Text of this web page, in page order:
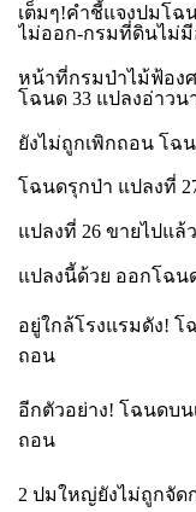
เต็มๆ!คำชี้แจงปมโฉ
ไม่ออก-กรมที่ดินไม่
หน้าที่กรมป่าไม้ฟ้อง
โฉนด 33 แปลงอ่าวน
ยังไม่ถูกเพิกถอน โฉ
โฉนดรุกป่า แปลงที่
แปลงที่ 26 ขายไปแล้
แปลงนี้ด้วย ออกโฉน
อยู่ใกล้โรงแรมดัง! โ
ถอน
อีกตัวอย่าง! โฉนดบน
ถอน
2 ปมใหญ่ยังไม่ถูกจัด